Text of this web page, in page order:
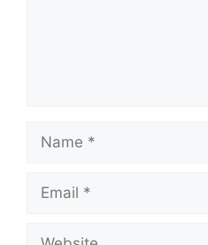
Name
Email
Website